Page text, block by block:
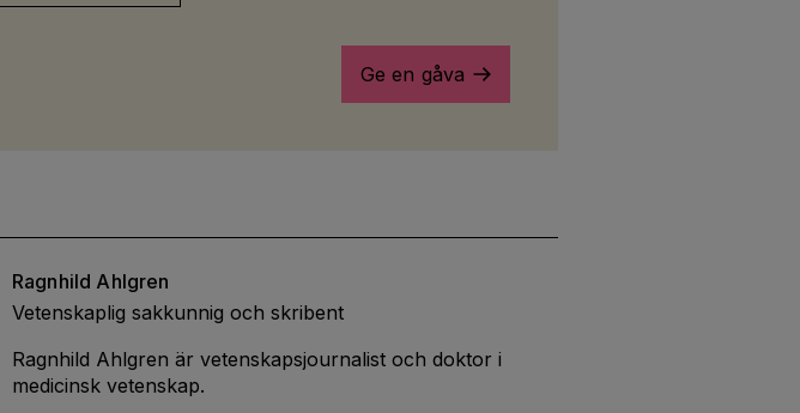
Ge en gåva
Ragnhild Ahlgren
Vetenskaplig sakkunnig och skribent
Ragnhild Ahlgren är vetenskapsjournalist och doktor i
medicinsk vetenskap.